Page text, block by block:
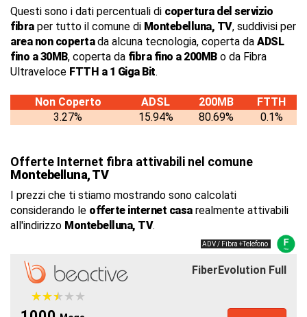
Questi sono i dati percentuali di copertura del servizio
fibraper tutto il comune di Montebelluna, TV, suddivisi per
area non copertada alcuna tecnologia, coperta da ADSL
fino a 30MB, coperta da fibra fino a 200MBo da Fibra
Ultraveloce FTTH a 1 Giga Bit.
Non Coperto ADSL 200MB
FTTH
3.27%
15.94% 80.69% 0.1%
Offerte Internet fibra attivabili nel comune
Montebelluna, TV
I prezzi che ti stiamo mostrando sono calcolati
considerando le offerte internet casarealmente attivabili
all'indirizzo Montebelluna, TV.
ADV / Fibra +Telefono
FiberEvolution Full
★★★★★
★★★★★